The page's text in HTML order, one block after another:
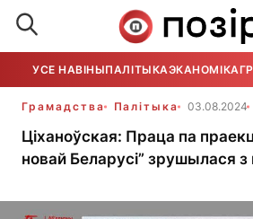
УСЕ НАВІНЫПАЛІТЫКАЭКАНОМІКА
Грамадства Палітыка 03.08.2024
Ціханоўская: Праца па
новай Беларусі” зрушылася